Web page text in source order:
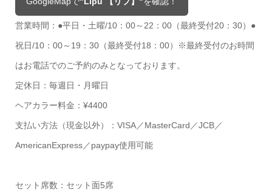
営業時間：●平日・土曜/10：00～22：00（最終受付20：30）●
祝日/10：00～19：30（最終受付18：00）※最終受付のお時間
はお電話でのご予約のみとなっております。
定休日：毎週日・月曜日
ヘアカラー料金：¥4400
支払い方法（現金以外）：VISA／MasterCard／JCB／
AmericanExpress／paypay使用可能
セット席数：セット面5席